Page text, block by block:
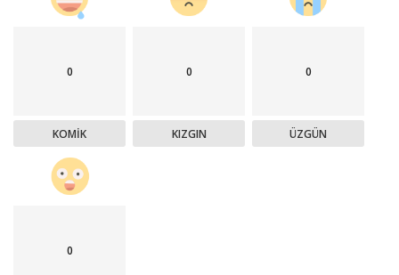
0
KOMIK
0
KIZGIN
0
ÜZGÜN
0